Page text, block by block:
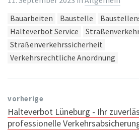
Tags:
Bauarbeiten Baustelle
Halteverbot Service
Straßenverkehrssicherheit
Verkehrsrechtliche Anordnung
vorherige
Halteverbot Lüneburg - Ihr
professionelle